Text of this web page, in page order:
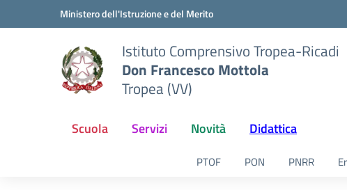
Vai ai contenuti
Vai al menu di navigazioneMinistero dell'Istruzione e del Merito
Istituto Comprensivo Tropea-Ricadi
Don Francesco Mottola
Tropea (VV)
Scuola Servizi Novità Didattica
PTOF PON PNRR